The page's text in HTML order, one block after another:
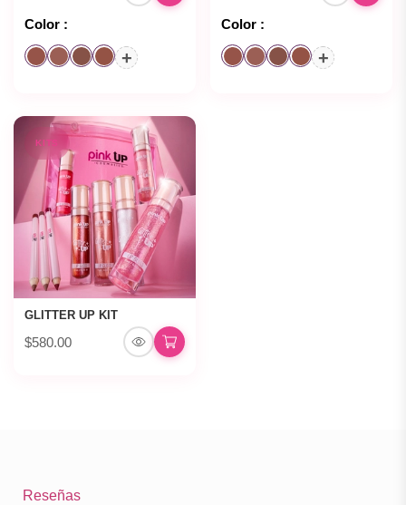
Color :
+
Color :
+
KITS
GLITTER UP KIT
$580.00
Reseñas